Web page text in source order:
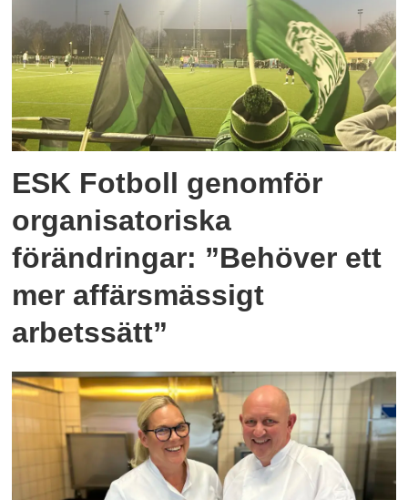
ESK Fotboll genomför
organisatoriska
förändringar: ”Behöver ett
mer affärsmässigt
arbetssätt”